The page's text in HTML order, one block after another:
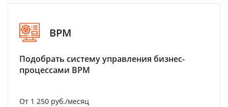
BPM
Подобрать систему управления бизнес-
процессами BPM
От 1 250 руб./месяц